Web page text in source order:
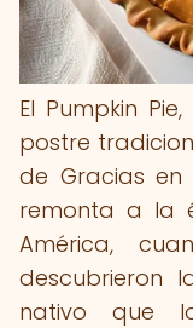
El Pumpkin
postre
de Gracias en
remonta a la
América,
descubrieron
nativo que